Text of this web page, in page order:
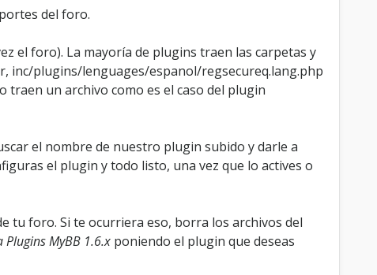
del foro.
el foro). La mayoría de plugins traen las carpetas y
inc/plugins/lenguages/espanol/regsecureq.lang.php
traen un archivo como es el caso del plugin
el nombre de nuestro plugin subido y darle a
el plugin y todo listo, una vez que lo actives o
tu foro. Si te ocurriera eso, borra los archivos del
Plugins MyBB 1.6.x poniendo el plugin que deseas